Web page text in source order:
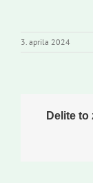
3. aprila 2024
Delite